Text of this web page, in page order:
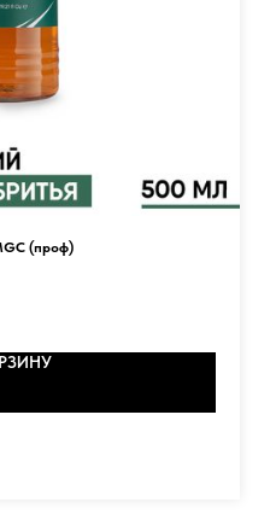
(проф)